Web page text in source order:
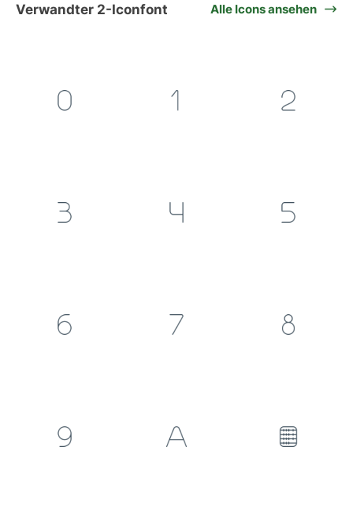
Verwandter 2-Iconfont Alle Icons ansehen